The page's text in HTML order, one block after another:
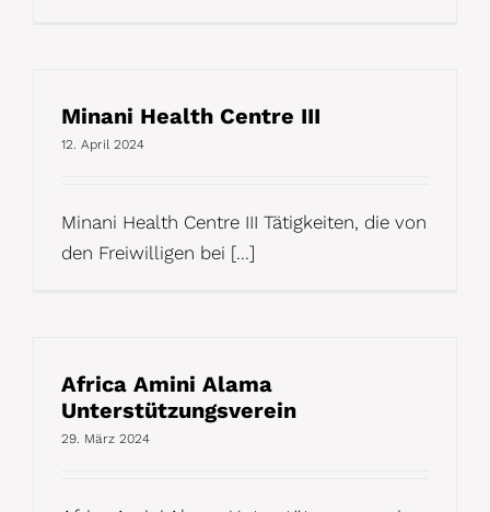
Minani Health Centre III
12. April 2024
Minani Health Centre III Tätigkeiten, die von
den Freiwilligen bei [...]
Africa Amini Alama
Unterstützungsverein
29. März 2024